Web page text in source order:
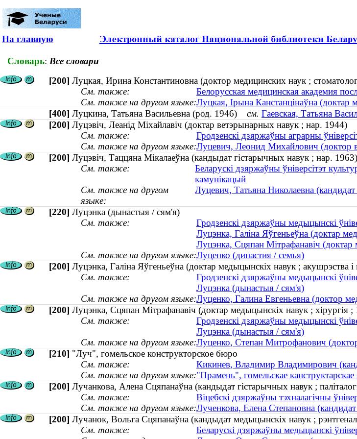
На главную
Словарь: Все словари
[200] Луцкая, Ирина Константиновна (доктор медицинских наук ;
См. также:
Белорусская медицинская академия
См. также на другом языке:Луцкая, Ірына Канстанцінаўна (доктар
[400] Луцкина, Татьяна Васильевна (род. 1946) см. Гаевская, Татьяна
[200] Луцэвіч, Леанід Міхайлавіч (доктар ветэрынарных навук ; нар. 1944)
См. также:
Гродзенскі дзяржаўны аграрны
См. также на другом языке:Луцевич, Леонид Михайлович (доктор
[200] Луцэвіч, Таццяна Мікалаеўна (кандыдат гістарычных навук ; нар. 1963)
См. также:
Беларускі дзяржаўны ўніверсітэт
камунікацый
См. также на другом
языке:
Луцевич, Татьяна Николаевна
[220] Луцэнка (дынастыя / сям'я)
См. также:
Гродзенскі дзяржаўны медыцынскі
Луцэнка, Галіна Яўгеньеўна (доктар
Луцэнка, Сцяпан Мітрафанавіч
См. также на другом языке:Луценко (династия / семья)
[200] Луцэнка, Галіна Яўгеньеўна (доктар медыцынскіх навук ; акушрэства
См. также:
Гродзенскі дзяржаўны медыцынскі
Луцэнка (дынастыя / сям'я)
См. также на другом языке:Луценко, Галина Евгеньевна (доктор
[200] Луцэнка, Сцяпан Мітрафанавіч (доктар медыцынскіх навук ;
См. также:
Гродзенскі дзяржаўны медыцынскі
Луцэнка (дынастыя / сям'я)
См. также на другом языке:Луценко, Степан Митрофанович
[210] "Луч", гомельское конструкторское бюро
См. также:
Кикинев, Владимир Владимирович
См. также на другом языке:"Прамень", гомельскае
[200] Лучанкова, Алена Сцяпанаўна (кандыдат гістарычных навук ;
См. также:
Віцебскі дзяржаўны тэхналагічны
См. также на другом языке:Лученкова, Елена Степановна
[200] Лучанок, Вольга Сцяпанаўна (кандыдат медыцынскіх навук ;
См. также:
Беларускі дзяржаўны медыцынскі